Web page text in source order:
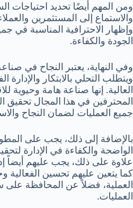
ومن المهم أيضًا تحديد احتياجات
والاستماع إلى المستثمرين
وإظهار الاحترافية المناسبة في
الجودة والكفاءة.
وفي النهاية، يعتبر النجاح في
ويتطلب التحلي بالابتكار والإدارة
العالية. إنها صناعة هامة وحيوية
المحترفين في هذا المجال تحقيق
جميع العمليات لضمان النجاح
بالإضافة إلى ذلك، يجب على
الواضحة والكفاءة في الإدارة
علاوة على ذلك، يجب عليهم أيضاً
كما يتعين عليهم تحسين
العملية، فضلاً عن المحافظة
العمليات.